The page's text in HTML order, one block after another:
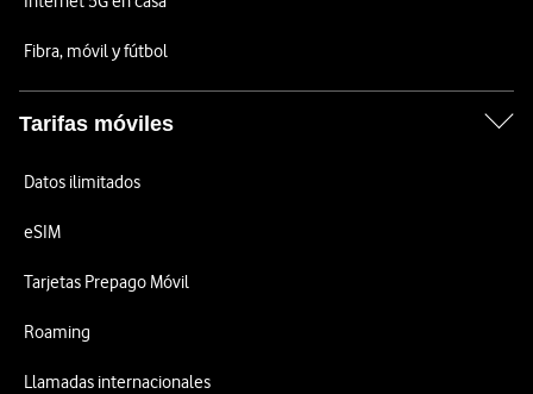
Fibra, móvil y fútbol
Tarifas móviles
Datos ilimitados
eSIM
Tarjetas Prepago Móvil
Roaming
Llamadas internacionales